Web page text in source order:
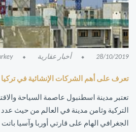
28/10/2019 أخبار عقارية
تعرف على أهم الشركات الإنشائية في تركيا
تعتبر مدينة اسطنبول عاصمة السياحة
التركية وثامن مدينة في العالم من حيث
الجغرافي الهام على قارتي أوربا وآسيا باتت